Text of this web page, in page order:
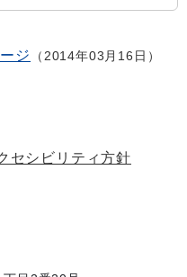
ジ 2014年03月16日
セシビリティ方針